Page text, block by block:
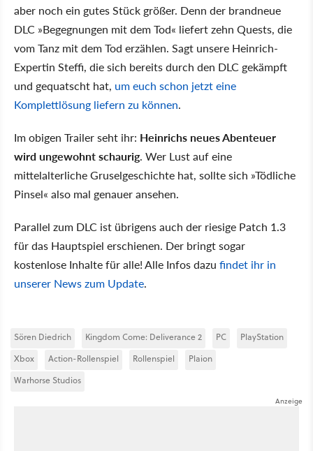
aber noch ein gutes Stück größer. Denn der brandneue
DLC »Begegnungen mit dem Tod« liefert zehn Quests, die
vom Tanz mit dem Tod erzählen. Sagt unsere Heinrich-
Expertin Steffi, die sich bereits durch den DLC gekämpft
und gequatscht hat, um euch schon jetzt eine
Komplettlösung liefern zu können.
Im obigen Trailer seht ihr: Heinrichs neues Abenteuer
wird ungewohnt schaurig. Wer Lust auf eine
mittelalterliche Gruselgeschichte hat, sollte sich »Tödliche
Pinsel« also mal genauer ansehen.
Parallel zum DLC ist übrigens auch der riesige Patch 1.3
für das Hauptspiel erschienen. Der bringt sogar
kostenlose Inhalte für alle! Alle Infos dazu findet ihr in
unserer News zum Update.
Sören Diedrich Kingdom Come: Deliverance 2 PC
PlayStation
Xbox
Action-Rollenspiel Rollenspiel
Plaion
Warhorse Studios